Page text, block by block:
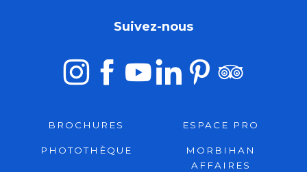
Suivez-nous
BROCHURES ESPACE PRO
PHOTOTHÈQUE
MORBIHAN
AFFAIRES